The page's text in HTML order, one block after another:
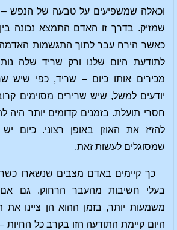
וכאלה שמשפיעים על טבעה של הנפש
שמזיק. בדרך זו האדם התמצא נכונה
כאשר הירח עבר לתוך התגשמות
לתודעת היום שלנו ורק שריד שלה
מכירים אותו כיום – שריד, כפי שיש
יודעים למשל, שיש שרירים מסוימים
חסרי תועלת. בזמנים קדומים יותר היה
להזיז את האוזן באופן רצוני. כיום
שמסוגלים לעשות זאת.
כך קיימים באדם מצבים שנשארו
בעלי חשיבות מהעבר הרחוק. גם אם
משמעות יותר, בזמן ההוא הן ציינו את
היום קיימת התודעה הזו בקרב כל